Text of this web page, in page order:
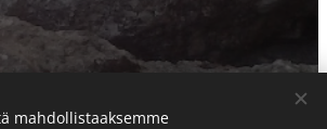
mahdollistaaksemme